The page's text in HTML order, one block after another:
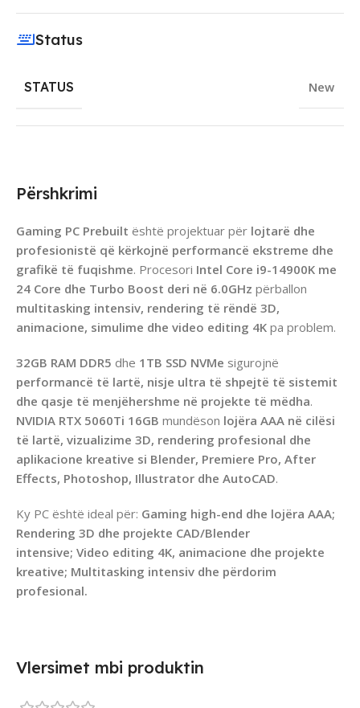
Përshkrimi
Gaming PC Prebuilt është projektuar për lojtarë dhe
profesionistë që kërkojnë performancë ekstreme dhe
grafikë të fuqishme. Procesori Intel Core i9-14900K me
24 Core dhe Turbo Boost deri në 6.0GHz përballon
multitasking intensiv, rendering të rëndë 3D,
animacione, simulime dhe video editing 4K pa problem.
32GB RAM DDR5 dhe 1TB SSD NVMe sigurojnë
performancë të lartë, nisje ultra të shpejtë të sistemit
dhe qasje të menjëhershme në projekte të mëdha.
NVIDIA RTX 5060Ti 16GB mundëson lojëra AAA në cilësi
të lartë, vizualizime 3D, rendering profesional dhe
aplikacione kreative si Blender, Premiere Pro, After
Effects, Photoshop, Illustrator dhe AutoCAD.
Ky PC është ideal për: Gaming high-end dhe lojëra AAA;
Rendering 3D dhe projekte CAD/Blender
intensive; Video editing 4K, animacione dhe projekte
kreative; Multitasking intensiv dhe përdorim
profesional.
Status
STATUS New
Vlersimet mbi produktin